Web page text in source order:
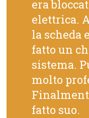
era
elettrica.
la scheda
fatto un
sistema.
molto
fatto suo.